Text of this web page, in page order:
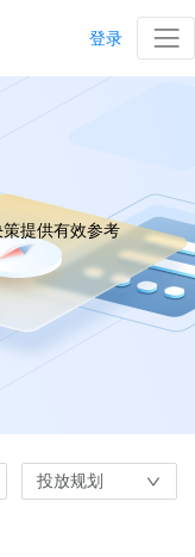
登录
提供有效参考
投放规划